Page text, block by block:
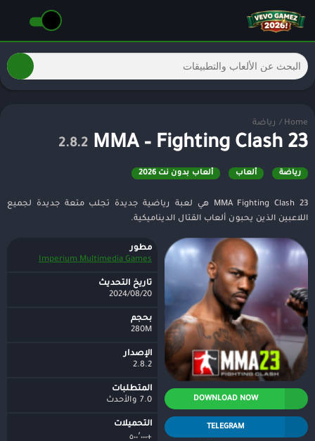
Home
/ رياضة
MMA – Fighting Clash 23
2.8.2
رياضة ألعاب ألعاب بدون نت 2026
MMA Fighting Clash 23 هي لعبة رياضية جديدة تجلب متعة جديدة لجميع
اللاعبين الذين يحبون ألعاب القتال الديناميكية.
DOWNLOAD NOW
TELEGRAM
مطور
Imperium Multimedia Games
تاريخ التحديث
2024/08/20
بحجم
280M
الإصدار
2.8.2
المتطلبات
7.0 والأحدث
التحميلات
+٥٠٠٬٠٠٠